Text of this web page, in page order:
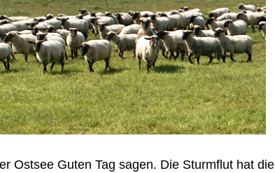
Ostsee Guten Tag sagen. Die Sturmflut hat die